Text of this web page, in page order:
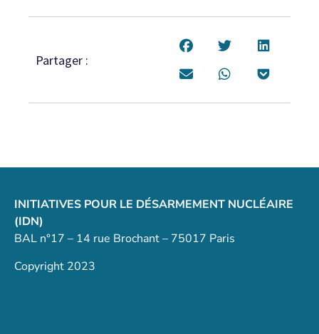
Partager :
INITIATIVES POUR LE DÉSARMEMENT NUCLÉAIRE
(IDN)
BAL n°17 – 14 rue Brochant – 75017 Paris
Copyright 2023